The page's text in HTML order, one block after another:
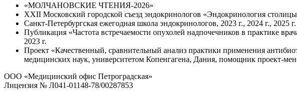
«МОЛЧАНОВСКИЕ ЧТЕНИЯ-2026»
ХХII Московский городской съезд эндокринологов «Эндокринология
Санкт-Петербургская ежегодная школа эндокринологов, 2023 г., 2024 г., 2025 г.
Публикация «Частота встречаемости опухолей надпочечников в практике
2023 г.
Проект «Качественный, сравнительный анализ практики применения
медицинских наук, университетом Копенгагена, Дания, помощник проект-
ООО «Медицинский офис Петроградская»
Лицензия № Л041-01148-78/00287853